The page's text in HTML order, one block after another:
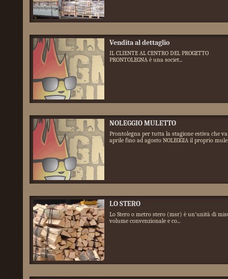
Vendita al dettaglio
IL CLIENTE AL CENTRO DEL PROGETTO
PRONTOLEGNA è una societ...
NOLEGGIO MULETTO
Prontolegna per tutta la stagione estiva che
aprile fino ad agosto NOLEGGIA il proprio
LO STERO
Lo Stero o metro stero (msr) è un'unità di
volume convenzionale e co...